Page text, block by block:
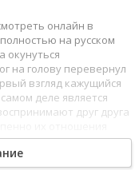
онлайн в
на русском
окунуться
на голову перевернул
взгляд кажущийся
деле является
друг друга
за неё